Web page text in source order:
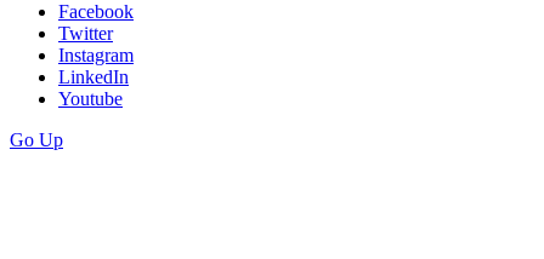
Facebook
Twitter
Instagram
LinkedIn
Youtube
Go Up